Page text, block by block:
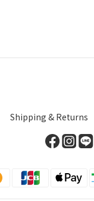
Shipping & Returns